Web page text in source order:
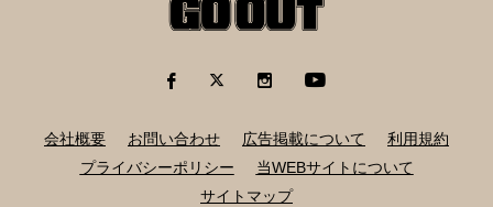
会社概要 お問い合わせ 広告掲載について
利用規約
プライバシーポリシー
当WEBサイトについて
サイトマップ